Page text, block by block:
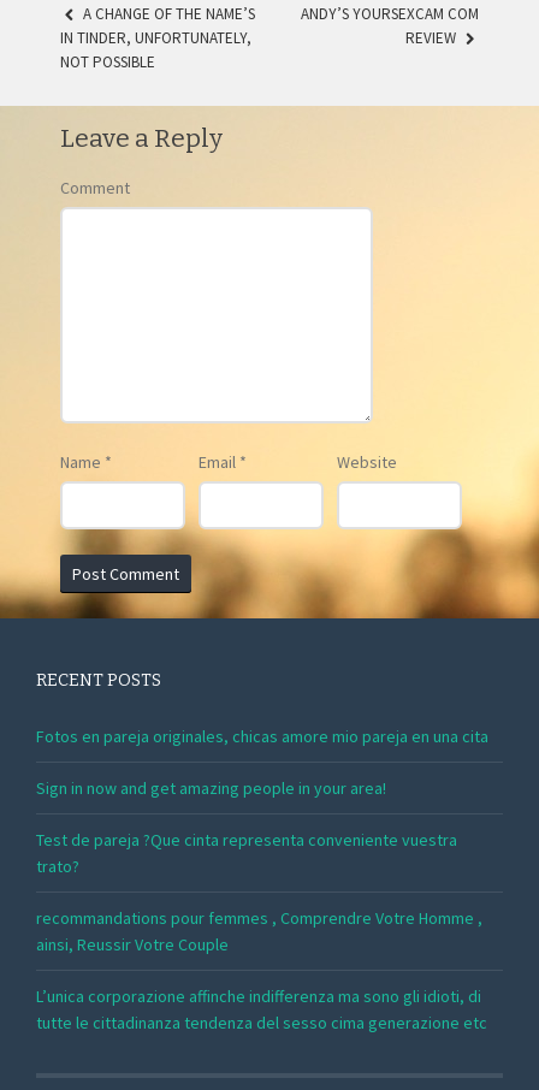
POST NAVIGATION
A CHANGE OF THE NAME’S
IN TINDER, UNFORTUNATELY,
NOT POSSIBLE
ANDY’S YOURSEXCAM COM
REVIEW
Leave a Reply
Comment
Name * Email * Website
RECENT POSTS
Fotos en pareja originales, chicas amore mio pareja en una cita
Sign in now and get amazing people in your area!
Test de pareja ?Que cinta representa conveniente vuestra
trato?
recommandations pour femmes , Comprendre Votre Homme ,
ainsi, Reussir Votre Couple
L’unica corporazione affinche indifferenza ma sono gli idioti, di
tutte le cittadinanza tendenza del sesso cima generazione etc